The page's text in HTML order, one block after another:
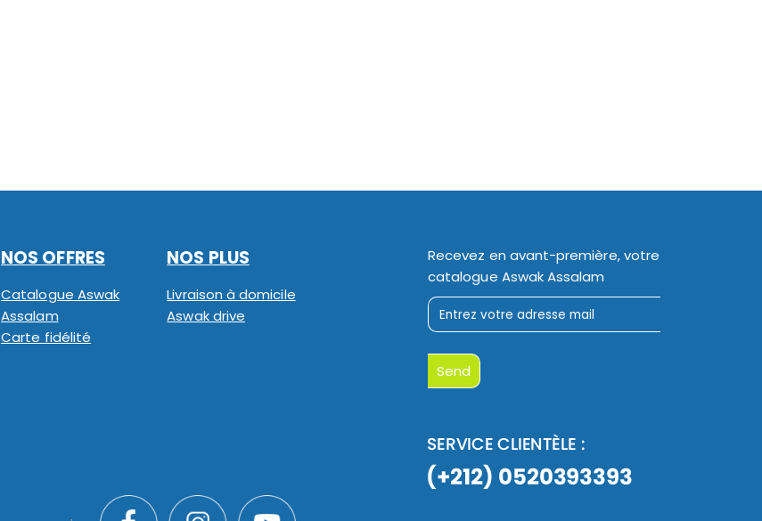
NOS OFFRES
Catalogue Aswak
Assalam
Carte fidélité
NOS PLUS
Livraison à domicile
Aswak drive
Recevez en avant-première, votre
catalogue Aswak Assalam